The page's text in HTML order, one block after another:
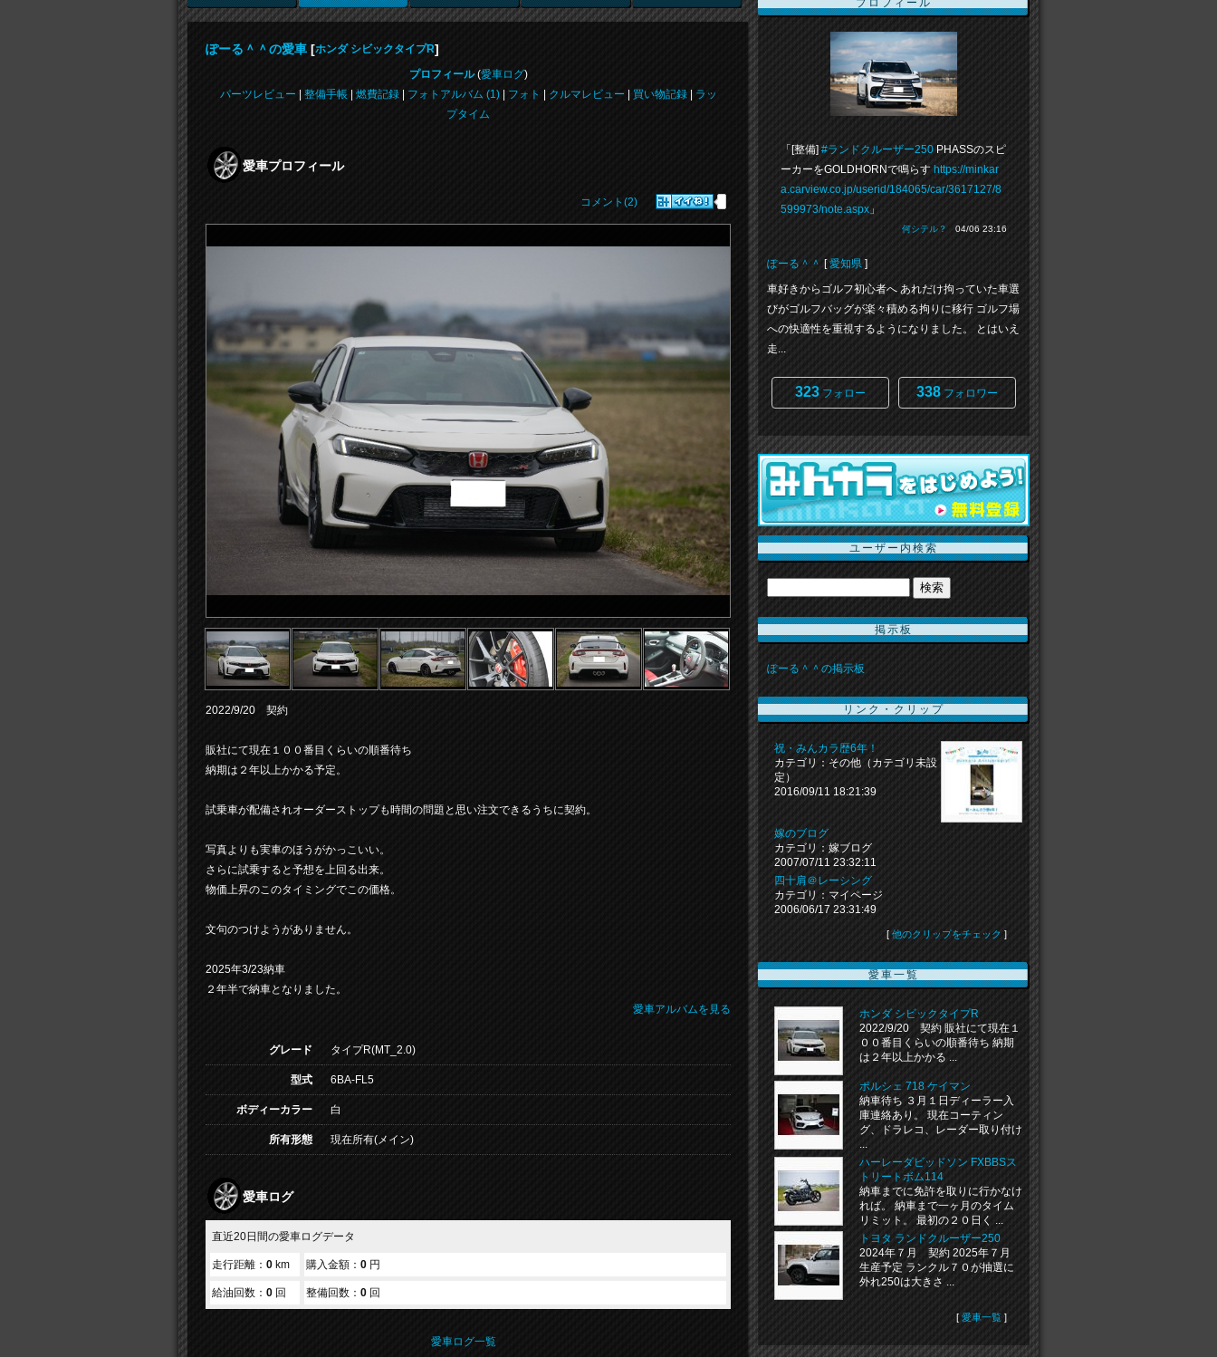
ぽーる＾＾の愛車 [ホンダ シビックタイプR]
プロフィール(愛車ログ)
パーツレビュー
整備手帳| 燃費記録| フォトアルバム (1)| フォト クルマレビュー 買い物記録|
ラッ
プタイム
愛車プロフィール
コメント(2)
2022/9/20 契約
販社にて現在１００番目くらいの順番待ち
納期は２年以上かかる予定。
試乗車が配備されオーダーストップも時間の問題と思い注文できるうちに契約。
写真よりも実車のほうがかっこいい。
さらに試乗すると予想を上回る出来。
物価上昇のこのタイミングでこの価格。
文句のつけようがありません。
2025年3/23納車
２年半で納車となりました。
愛車アルバムを見る
グレード タイプR(MT_2.0)
型式 6BA-FL5
ボディーカラー 白
所有形態 現在所有(メイン)
愛車ログ
直近20日間の愛車ログデータ
走行距離： 0 km 購入金額： 0 円
給油回数： 0 回 整備回数： 0 回
愛車ログ一覧
プロフィール
「[整備] #ランドクルーザー250 PHASSのスピ
ーカーをGOLDHORNで鳴らす https://minkar
a.carview.co.jp/userid/184065/car/3617127/8
599973/note.aspx 」
何シテル？ 04/06 23:16
ぽーる＾＾ [愛知県 ]
車好きからゴルフ初心者へ あれだけ拘っていた車選
びがゴルフバッグが楽々積める拘りに移行 ゴルフ場
への快適性を重視するようになりました。 とはいえ
走...
323 フォロー 338 フォロワー
ユーザー内検索
掲示板
ぽーる＾＾の掲示板
リンク・クリップ
祝・みんカラ歴6年！
カテゴリ：その他（カテゴリ未設
定）
2016/09/11 18:21:39
嫁のブログ
カテゴリ：嫁ブログ
2007/07/11 23:32:11
四十肩＠レーシング
カテゴリ：マイページ
2006/06/17 23:31:49
[ 他のクリップをチェック ]
愛車一覧
ホンダ シビックタイプR
2022/9/20 契約 販社にて現在１
００番目くらいの順番待ち 納期
は２年以上かかる ...
ポルシェ 718 ケイマン
納車待ち ３月１日ディーラー入
庫連絡あり。 現在コーティン
グ、ドラレコ、レーダー取り付け
...
ハーレーダビッドソン FXBBSス
トリートボム114
納車までに免許を取りに行かなけ
れば。 納車まで一ヶ月のタイム
リミット。 最初の２０日く ...
トヨタ ランドクルーザー250
2024年７月 契約 2025年７月
生産予定 ランクル７０が抽選に
外れ250は大きさ ...
[ 愛車一覧 ]